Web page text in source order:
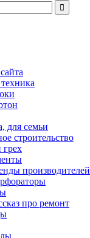
для семьи
строительство
производителей
про ремонт